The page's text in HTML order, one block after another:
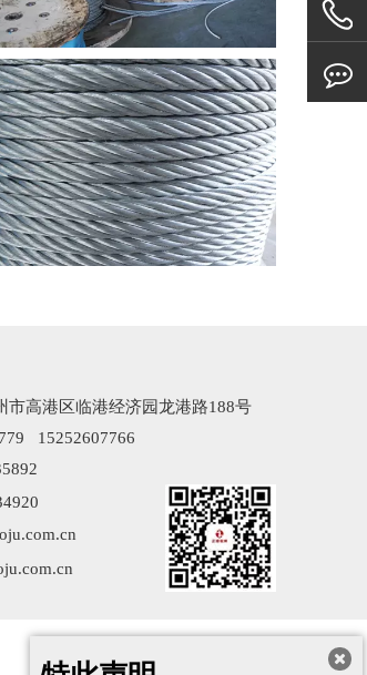
市高港区临港经济园龙港路188号
15252607766